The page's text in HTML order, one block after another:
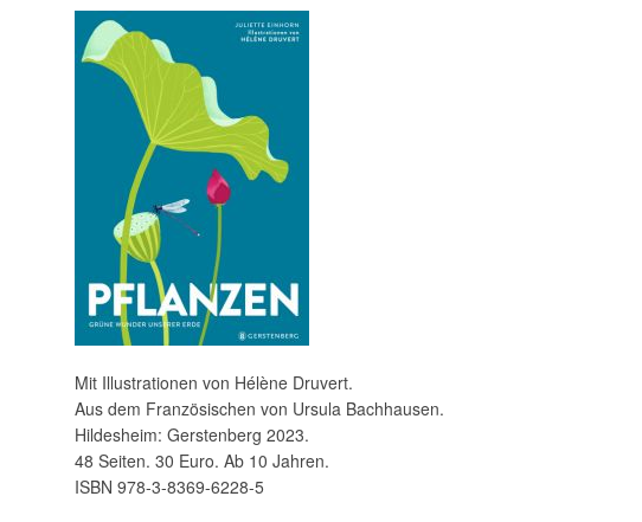
Mit Illustrationen von Hélène Druvert.
Aus dem Französischen von Ursula Bachhausen.
Hildesheim: Gerstenberg 2023.
48 Seiten. 30 Euro. Ab 10 Jahren.
ISBN 978-3-8369-6228-5